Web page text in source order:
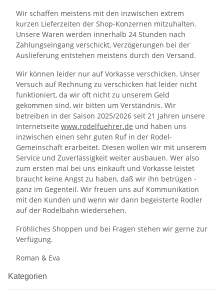
Wir schaffen meistens mit den inzwischen extrem
kurzen Lieferzeiten der Shop-Konzernen mitzuhalten.
Unsere Waren werden innerhalb 24 Stunden nach
Zahlungseingang verschickt, Verzögerungen bei der
Auslieferung entstehen meistens durch den Versand.
Wir können leider nur auf Vorkasse verschicken. Unser
Versuch auf Rechnung zu verschicken hat leider nicht
funktioniert, da wir oft nicht zu unserem Geld
gekommen sind, wir bitten um Verständnis. Wir
betreiben in der Saison 2025/2026 seit 21 Jahren unsere
Internetseite www.rodelfuehrer.de und haben uns
inzwischen einen sehr guten Ruf in der Rodel-
Gemeinschaft erarbeitet. Diesen wollen wir mit unserem
Service und Zuverlässigkeit weiter ausbauen. Wer also
zum ersten mal bei uns einkauft und Vorkasse leistet
braucht keine Angst zu haben, daß wir ihn betrügen -
ganz im Gegenteil. Wir freuen uns auf Kommunikation
mit den Kunden und wenn wir dann begeisterte Rodler
auf der Rodelbahn wiedersehen.
Fröhliches Shoppen und bei Fragen stehen wir gerne zur
Verfügung.
Roman & Eva
Kategorien